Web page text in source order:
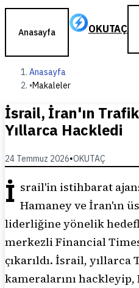
Anasayfa OKUTAÇ
Anasayfa
•Makaleler
İsrail, İran'ın
Yıllarca Hackledi
24 Temmuz 2026•OKUTAÇ
İ srail'in istihbarat
Hamaney ve İran'ın
liderliğine yönelik
merkezli Financial
çıkarıldı. İsrail, yıllarca
kameralarını